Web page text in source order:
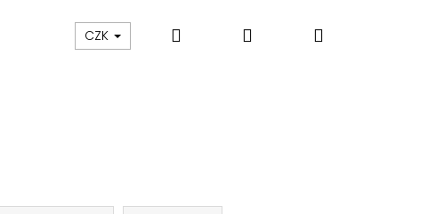
Sledování zásilek Obchodní podmínky
CZK Hledat PřihlášeníNákupní